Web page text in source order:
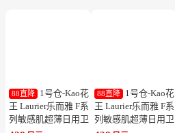
88直降
1号仓-Kao花
王 Laurier乐而雅 F系
列敏感肌超薄日用卫
88直降
1号仓-Kao花
王 Laurier乐而雅 F系
列敏感肌超薄日用卫